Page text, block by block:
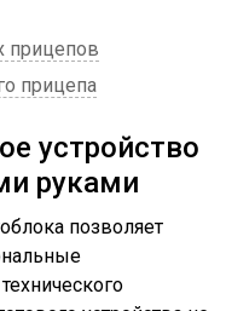
прицепов
прицепа
устройство
руками
позволяет